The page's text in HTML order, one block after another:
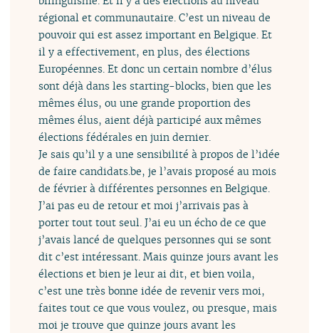
régional et communautaire. C’est un niveau de
pouvoir qui est assez important en Belgique. Et
il y a effectivement, en plus, des élections
Européennes. Et donc un certain nombre d’élus
sont déjà dans les starting-blocks, bien que les
mêmes élus, ou une grande proportion des
mêmes élus, aient déjà participé aux mêmes
élections fédérales en juin dernier.
Je sais qu’il y a une sensibilité à propos de l’idée
de faire candidats.be, je l’avais proposé au mois
de février à différentes personnes en Belgique.
J’ai pas eu de retour et moi j’arrivais pas à
porter tout tout seul. J’ai eu un écho de ce que
j’avais lancé de quelques personnes qui se sont
dit c’est intéressant. Mais quinze jours avant les
élections et bien je leur ai dit, et bien voila,
c’est une très bonne idée de revenir vers moi,
faites tout ce que vous voulez, ou presque, mais
moi je trouve que quinze jours avant les